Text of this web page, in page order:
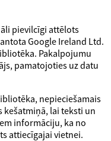
pievilcīgi attēlots
Google Ireland Ltd.
Pakalpojumu
pamatojoties uz datu
nepieciešamais
lai teksti un
informāciju, ka no
attiecīgajai vietnei.